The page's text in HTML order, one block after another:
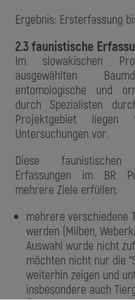
Ergebnis: Ersterfassung
2.3 faunistische
Im slowakischen
ausgewählten
entomologische und
durch Spezialisten
Projektgebiet liegen
Untersuchungen vor.
Diese
Erfassungen im BR
mehrere Ziele erfüllen:
mehrere verschiedene
werden (Milben,
Auswahl wurde nicht
möchten nicht nur die
weiterhin zeigen und
insbesondere auch